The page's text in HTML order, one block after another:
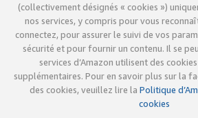
(collectivement désignés « cookies »)
nos services, y compris pour vous
connectez, pour assurer le suivi de vos
sécurité et pour fournir un contenu. Il se
services d’Amazon utilisent des
supplémentaires. Pour en savoir plus sur la
des cookies, veuillez lire la Politique
cookies